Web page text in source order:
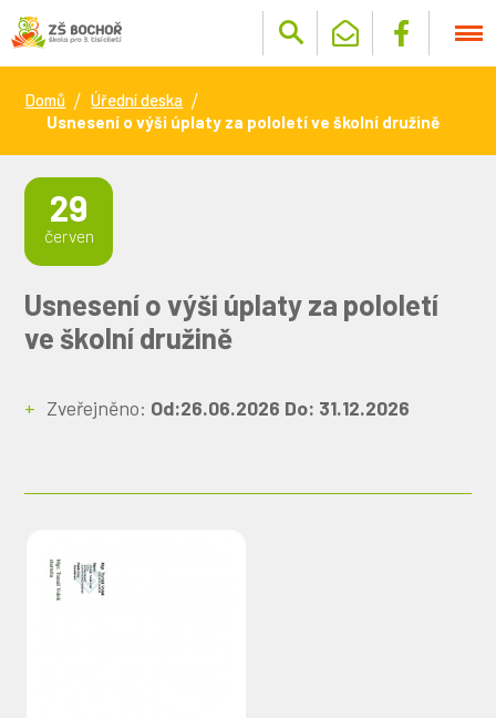
Domů
Úřední deska
Usnesení o výši úplaty za pololetí ve školní družině
29
červen
Usnesení o výši úplaty za pololetí
ve školní družině
Zveřejněno: Od:26.06.2026 Do: 31.12.2026